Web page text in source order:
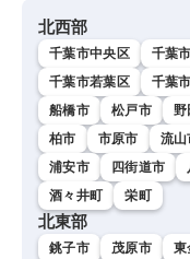
北西部
千葉市中央区 千葉
千葉市若葉区
千葉
船橋市
松戸市 野
柏市
市原市 流山
浦安市
四街道市
酒々井町
栄町
北東部
銚子市 茂原市 東